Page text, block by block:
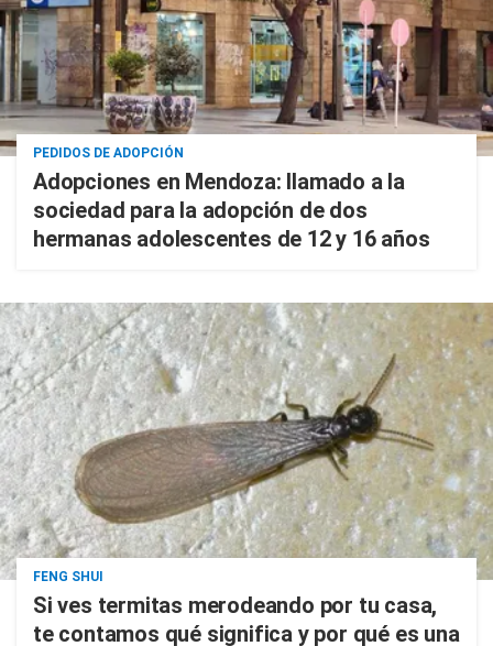
PEDIDOS DE ADOPCIÓN
Adopciones en Mendoza: llamado a la
sociedad para la adopción de dos
hermanas adolescentes de 12 y 16 años
FENG SHUI
Si ves termitas merodeando por tu casa,
te contamos qué significa y por qué es una